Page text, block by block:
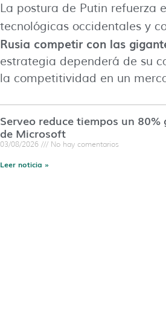
La postura de Putin refuerza
tecnológicas occidentales y
Rusia competir con las
estrategia dependerá de su
la competitividad en un
Serveo reduce tiempos un 80%
de Microsoft
03/08/2026 No hay comentarios
Leer noticia »